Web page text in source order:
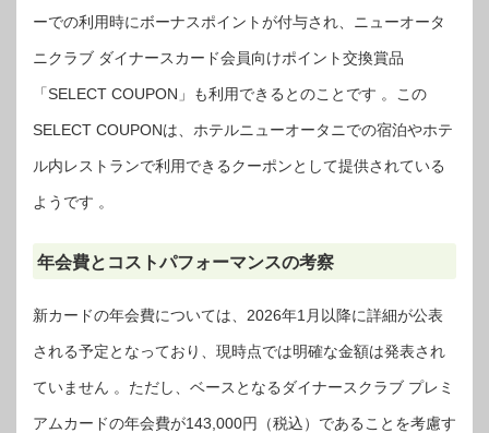
ーでの利用時にボーナスポイントが付与され、ニューオータ
ニクラブ ダイナースカード会員向けポイント交換賞品
「SELECT COUPON」も利用できるとのことです 。この
SELECT COUPONは、ホテルニューオータニでの宿泊やホテ
ル内レストランで利用できるクーポンとして提供されている
ようです 。
年会費とコストパフォーマンスの考察
新カードの年会費については、2026年1月以降に詳細が公表
される予定となっており、現時点では明確な金額は発表され
ていません 。ただし、ベースとなるダイナースクラブ プレミ
アムカードの年会費が143,000円（税込）であることを考慮す